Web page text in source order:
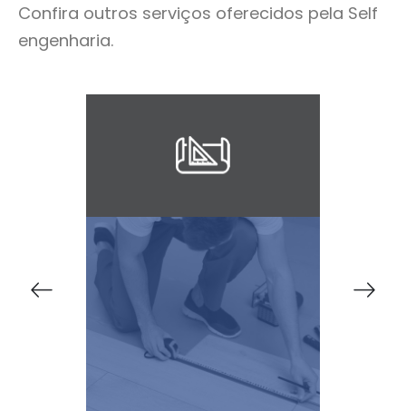
Confira outros serviços oferecidos pela Self
engenharia.